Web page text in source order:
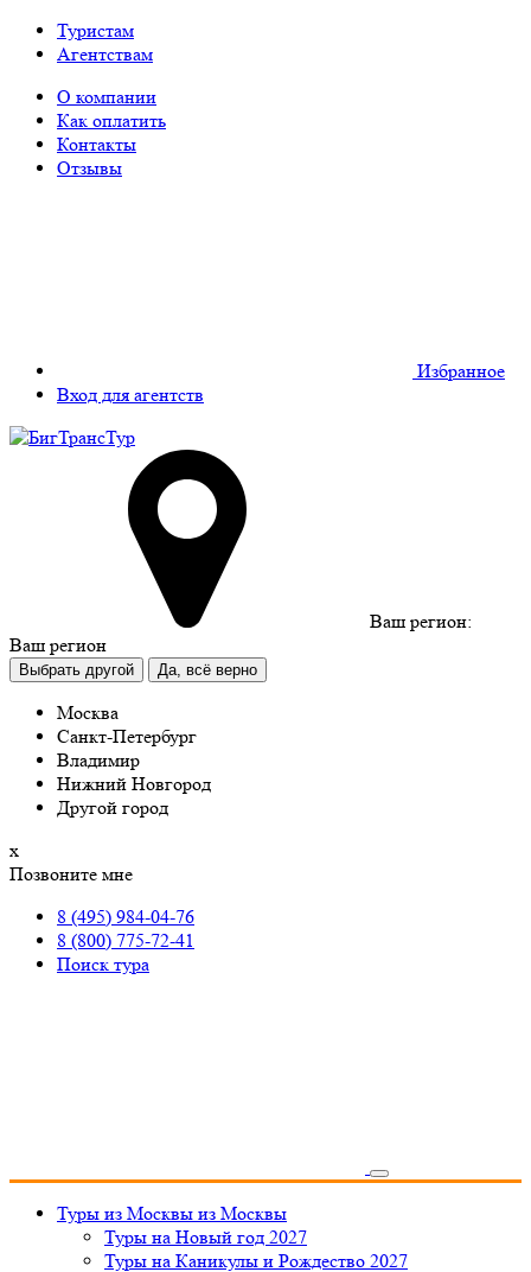
Туристам
Агентствам
О компании
Как оплатить
Контакты
Отзывы
Избранное
Вход для агентств
Ваш регион:
Ваш регион
Выбрать другой Да, всё верно
Москва
Санкт-Петербург
Владимир
Нижний Новгород
Другой город
х
Позвоните мне
8 (495) 984-04-76
8 (800) 775-72-41
Поиск тура
Туры из Москвы из Москвы
Туры на Новый год 2027
Туры на Каникулы и Рождество 2027